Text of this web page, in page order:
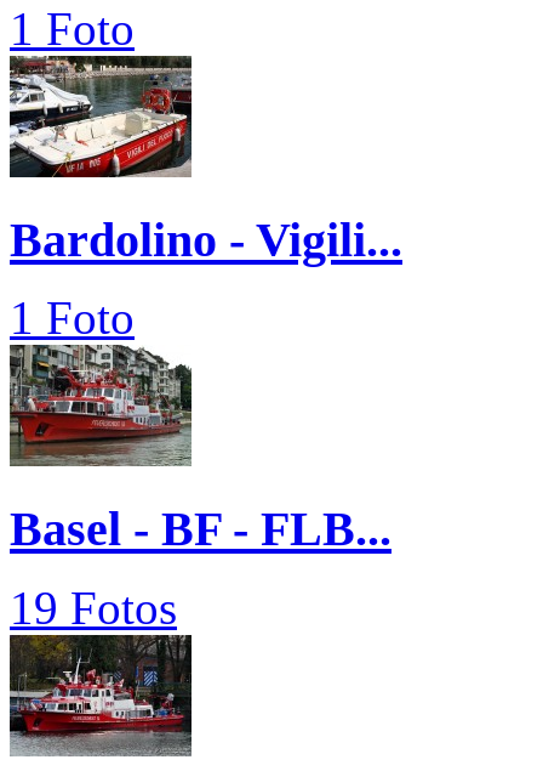
1 Foto
Bardolino - Vigili...
1 Foto
Basel - BF - FLB...
19 Fotos